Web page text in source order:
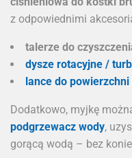
z odpowiednimi
talerze do
dysze rotacyjne /
lance do powierzchni
Dodatkowo, myjkę
podgrzewacz wody,
gorącą wodą – bez